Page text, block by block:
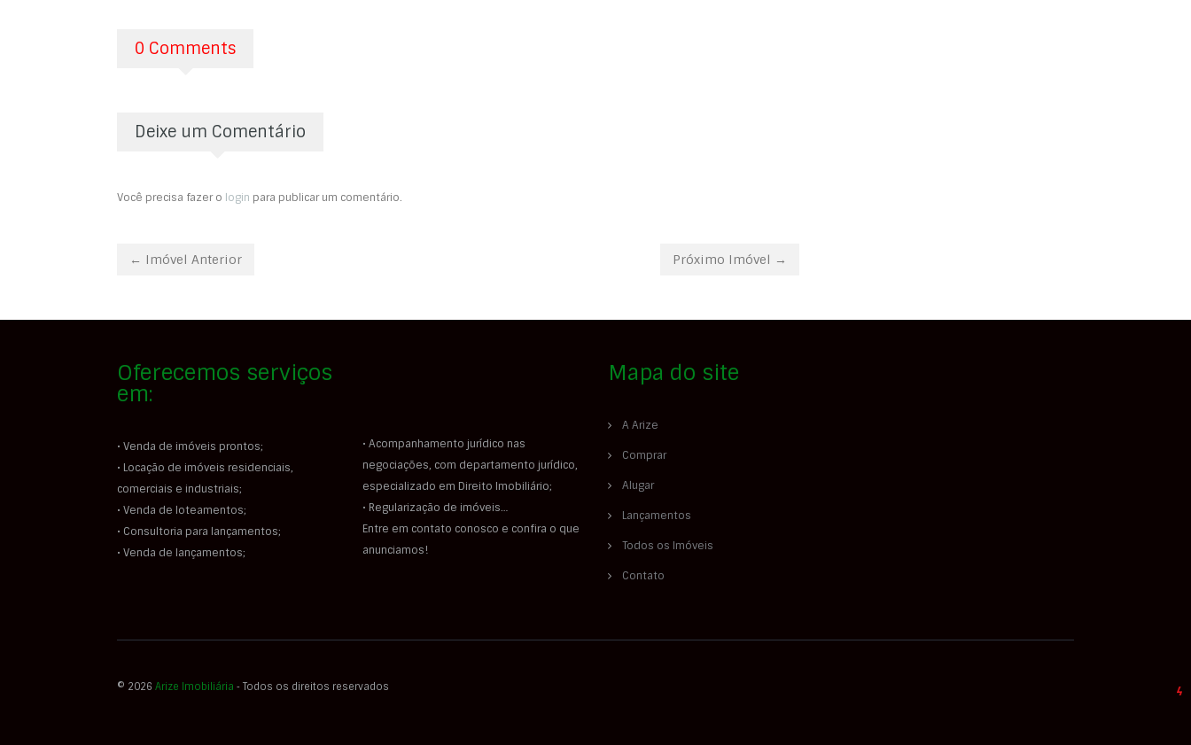
0 Comments
Deixe um Comentário
Você precisa fazer o login para publicar um comentário.
← Imóvel Anterior Próximo Imóvel →
Oferecemos serviços
em:
• Venda de imóveis prontos;
• Locação de imóveis residenciais,
comerciais e industriais;
• Venda de loteamentos;
• Consultoria para lançamentos;
• Venda de lançamentos;
• Acompanhamento jurídico nas
negociações, com departamento jurídico,
especializado em Direito Imobiliário;
• Regularização de imóveis…
Entre em contato conosco e confira o que
anunciamos!
Mapa do site
A Arize
Comprar
Alugar
Lançamentos
Todos os Imóveis
Contato
© 2026 Arize Imobiliária ‐ Todos os direitos reservados